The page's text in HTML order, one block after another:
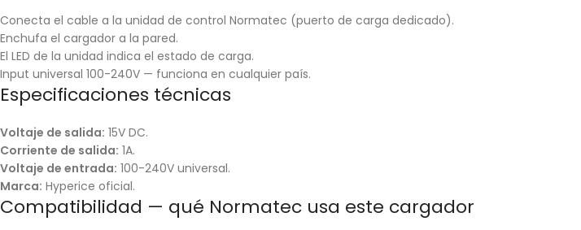
Conecta el cable a la unidad de control Normatec (puerto de carga dedicado).
Enchufa el cargador a la pared.
El LED de la unidad indica el estado de carga.
Input universal 100-240V — funciona en cualquier país.
Especificaciones técnicas
Voltaje de salida: 15V DC.
Corriente de salida: 1A.
Voltaje de entrada: 100-240V universal.
Marca: Hyperice oficial.
Compatibilidad — qué Normatec usa este cargador